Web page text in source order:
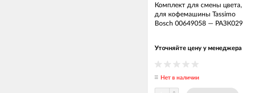
Комплект для смены цвета,
для кофемашины Tassimo
Bosch 00649058 — РАЗК029
Уточняйте цену у менеджера
Нет в наличии